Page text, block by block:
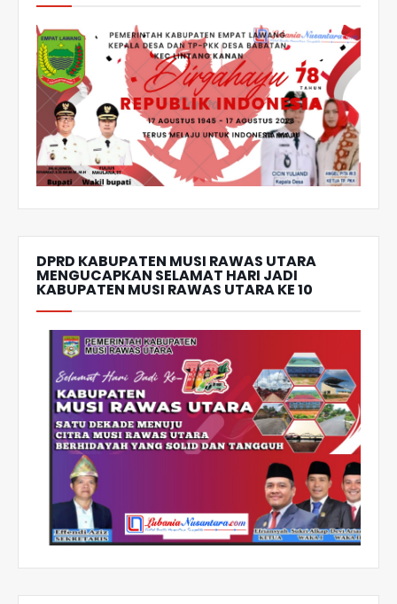
DPRD KABUPATEN MUSI RAWAS UTARA
MENGUCAPKAN SELAMAT HARI JADI
KABUPATEN MUSI RAWAS UTARA KE 10